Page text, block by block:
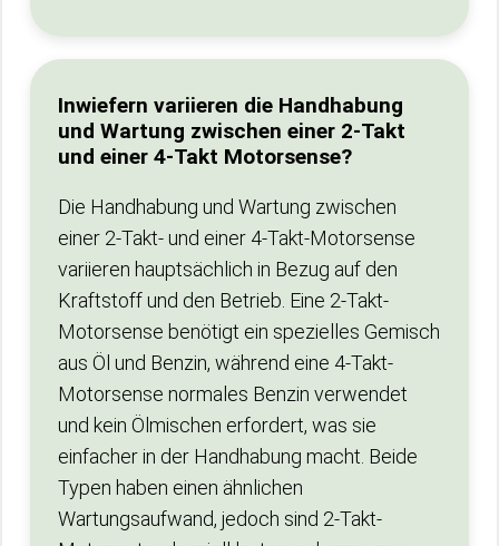
Inwiefern variieren die Handhabung
und Wartung zwischen einer 2-Takt
und einer 4-Takt Motorsense?
Die Handhabung und Wartung zwischen
einer 2-Takt- und einer 4-Takt-Motorsense
variieren hauptsächlich in Bezug auf den
Kraftstoff und den Betrieb. Eine 2-Takt-
Motorsense benötigt ein spezielles Gemisch
aus Öl und Benzin, während eine 4-Takt-
Motorsense normales Benzin verwendet
und kein Ölmischen erfordert, was sie
einfacher in der Handhabung macht. Beide
Typen haben einen ähnlichen
Wartungsaufwand, jedoch sind 2-Takt-